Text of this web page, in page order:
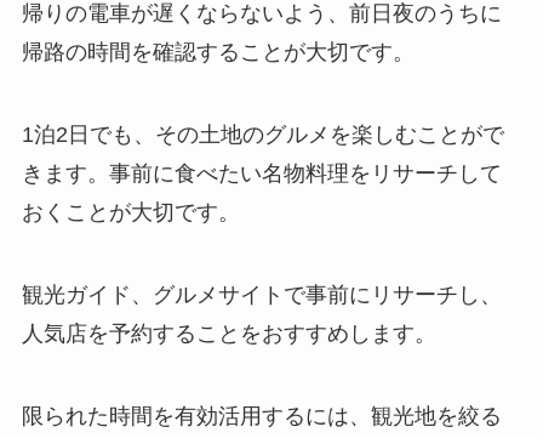
帰りの電車が遅くならないよう、前日夜のうちに
帰路の時間を確認することが大切です。
1泊2日でも、その土地のグルメを楽しむことがで
きます。事前に食べたい名物料理をリサーチして
おくことが大切です。
観光ガイド、グルメサイトで事前にリサーチし、
人気店を予約することをおすすめします。
限られた時間を有効活用するには、観光地を絞る